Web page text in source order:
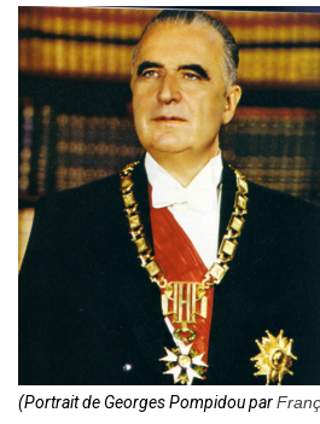
(Portrait de Georges Pompidou par